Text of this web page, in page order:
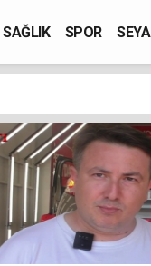
SAĞLIK SPOR